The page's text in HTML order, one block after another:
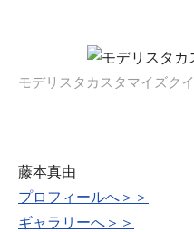
モデリスタカスタマイズク
藤本真由
プロフィールへ＞＞
ギャラリーへ＞＞